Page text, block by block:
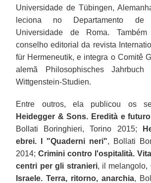
Universidade de Tübingen,
leciona no Departamento
Universidade de Roma.
conselho editorial da revista
für Hermeneutik, e integra o Comitê
alemã Philosophisches
Wittgenstein-Studien.
Entre outros, ela publicou os
Heidegger & Sons. Eredità e
Bollati Boringhieri, Torino 2015;
ebrei. I "Quaderni neri", Bollati
2014;Crimini contro l'ospitalità.
centri per gli stranieri, il melangolo,
Israele. Terra, ritorno, anarchia,